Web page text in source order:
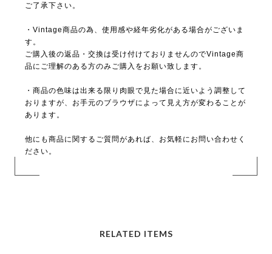
ご了承下さい。
・Vintage商品の為、使用感や経年劣化がある場合がございま
す。
ご購入後の返品・交換は受け付けておりませんのでVintage商
品にご理解のある方のみご購入をお願い致します。
・商品の色味は出来る限り肉眼で見た場合に近いよう調整して
おりますが、お手元のブラウザによって見え方が変わることが
あります。
他にも商品に関するご質問があれば、お気軽にお問い合わせく
ださい。
RELATED ITEMS